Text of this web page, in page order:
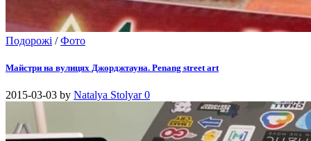
Подорожі /Фото
Майстри на вулицях Джорджтауна. Penang street art
2015-03-03 by Natalya Stolyar0